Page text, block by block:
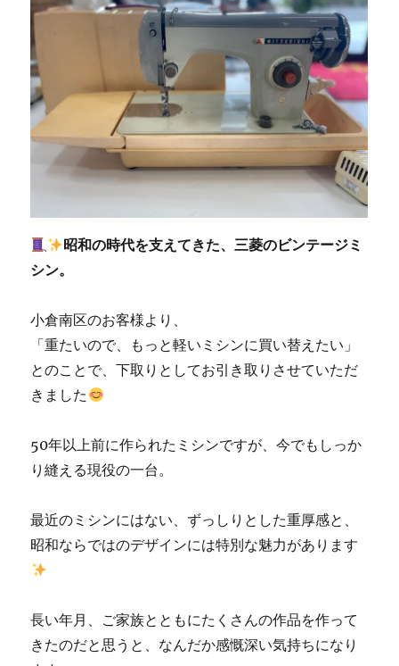
昭和の時代を支えてきた、三菱のビンテージミ
シン。
小倉南区のお客様より、
「重たいので、もっと軽いミシンに買い替えたい」
とのことで、下取りとしてお引き取りさせていただ
きました
50年以上前に作られたミシンですが、今でもしっか
り縫える現役の一台。
最近のミシンにはない、ずっしりとした重厚感と、
昭和ならではのデザインには特別な魅力があります
長い年月、ご家族とともにたくさんの作品を作って
きたのだと思うと、なんだか感慨深い気持ちになり